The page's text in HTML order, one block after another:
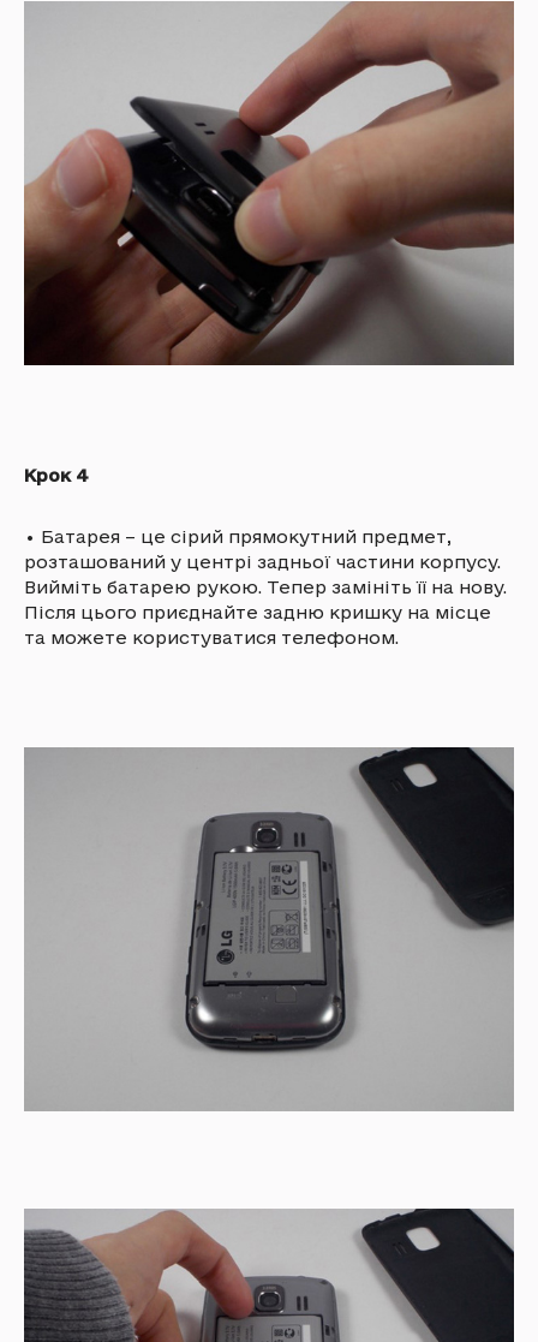
Крок 4
• Батарея – це сірий прямокутний предмет,
розташований у центрі задньої частини корпусу.
Вийміть батарею рукою. Тепер замініть її на нову.
Після цього приєднайте задню кришку на місце
та можете користуватися телефоном.